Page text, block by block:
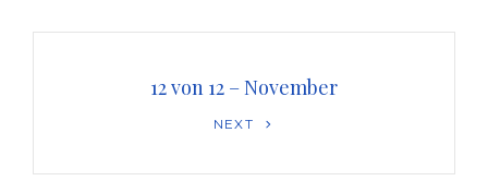
12 von 12 – November
NEXT